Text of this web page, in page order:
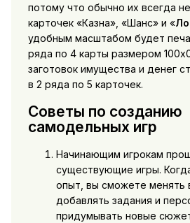
потому что обычно их всегда
карточек «Казна», «Шанс» и «
удобным масштабом будет
ряда по 4 карты размером
заготовок имущества и денег
в 2 ряда по 5 карточек.
Советы по созданию
самодельных игр
Начинающим игрокам
существующие игры.
опыт, вы сможете менять
добавлять задания и
придумывать новые